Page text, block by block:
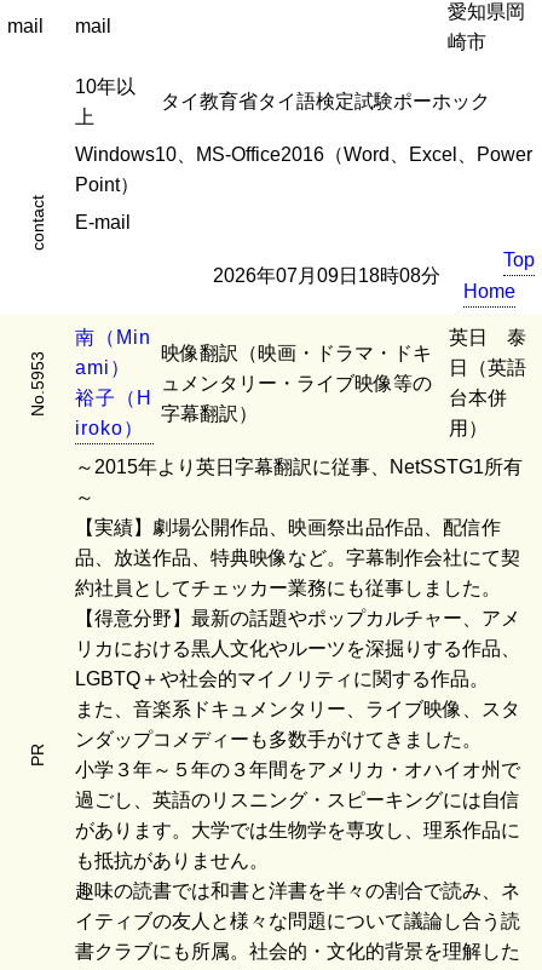
mail mail
愛知県岡
崎市
10年以
上
タイ教育省タイ語検定試験ポーホック
Windows10、MS-Office2016（Word、Excel、Power
Point）
contact E-mail
2026年07月09日18時08分
Top
Home
No.5953
南 （ M in
ami ）
裕子 （ H
iroko）
映像翻訳（映画・ドラマ・ドキ
ュメンタリー・ライブ映像等の
字幕翻訳）
英日 泰
日（英語
台本併
用）
PR
～2015年より英日字幕翻訳に従事、NetSSTG1所有
～
【実績】劇場公開作品、映画祭出品作品、配信作
品、放送作品、特典映像など。字幕制作会社にて契
約社員としてチェッカー業務にも従事しました。
【得意分野】最新の話題やポップカルチャー、アメ
リカにおける黒人文化やルーツを深掘りする作品、
LGBTQ＋や社会的マイノリティに関する作品。
また、音楽系ドキュメンタリー、ライブ映像、スタ
ンダップコメディーも多数手がけてきました。
小学３年～５年の３年間をアメリカ・オハイオ州で
過ごし、英語のリスニング・スピーキングには自信
があります。大学では生物学を専攻し、理系作品に
も抵抗がありません。
趣味の読書では和書と洋書を半々の割合で読み、ネ
イティブの友人と様々な問題について議論し合う読
書クラブにも所属。社会的・文化的背景を理解した